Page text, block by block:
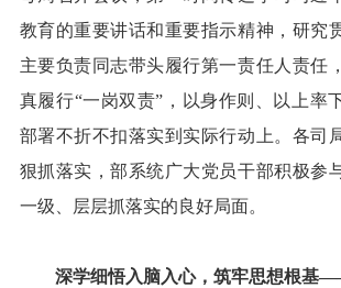
教育的重要讲话和重要指示精神，研究
主要负责同志带头履行第一责任人责任
真履行“一岗双责”，以身作则、以上率
部署不折不扣落实到实际行动上。各司
狠抓落实，部系统广大党员干部积极参
一级、层层抓落实的良好局面。
深学细悟入脑入心，筑牢思想根基